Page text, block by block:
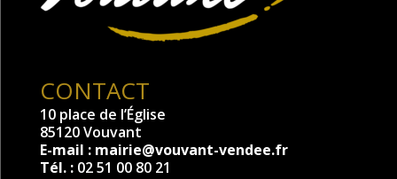
CONTACT
10 place de l’Église
85120 Vouvant
E-mail : mairie@vouvant-vendee.fr
Tél. : 02 51 00 80 21